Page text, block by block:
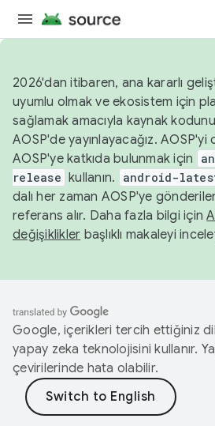
2026'dan itibaren, ana kararlı
uyumlu olmak ve ekosistem için
sağlamak amacıyla kaynak
AOSP'de yayınlayacağız.
AOSP'ye katkıda bulunmak için
release kullanın. android-
dalı her zaman AOSP'ye
referans alır. Daha fazla bilgi için
değişiklikler başlıklı makaleyi
Google, içerikleri tercih ettiğiniz
yapay zeka teknolojisini kullanır.
çevirilerinde hata olabilir.